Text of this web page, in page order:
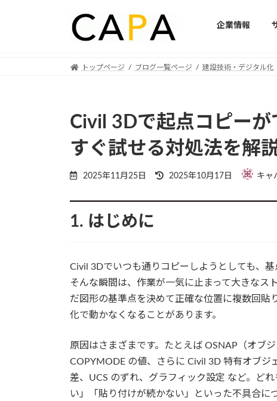
企業情報
トップページ ブログ一覧ページ 建設技術・デジタル化
Civil 3Dで起点コピー
すぐ試せる対処法を解
2025年11月25日
Last
updated
2025年10月17日 キャ
1. はじめに
Civil 3Dでいつも通りコピーしようとしても、
そんな瞬間は、作業が一気に止まって大きなス
だ図形の基準点を決めて正確な位置に複数回貼
化で動かなくなることがあります。
原因はさまざまです。たとえば OSNAP（オブ
COPYMODE の値、さらに Civil 3D 特有オブジ
差、UCS のずれ、グラフィック設定 など。ど
い」「貼り付けが続かない」といった不具合に